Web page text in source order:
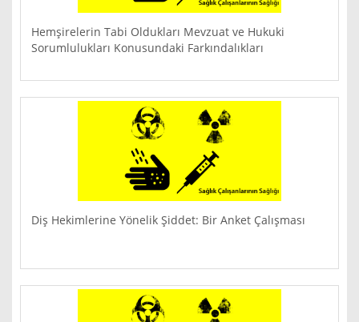
Hemşirelerin Tabi Oldukları Mevzuat ve Hukuki
Sorumlulukları Konusundaki Farkındalıkları
Diş Hekimlerine Yönelik Şiddet: Bir Anket Çalışması